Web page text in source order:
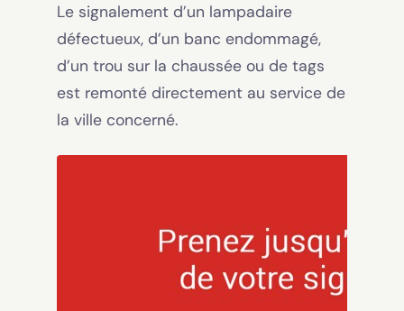
Le signalement d’un lampadaire
défectueux, d’un banc endommagé,
d’un trou sur la chaussée ou de tags
est remonté directement au service de
la ville concerné.